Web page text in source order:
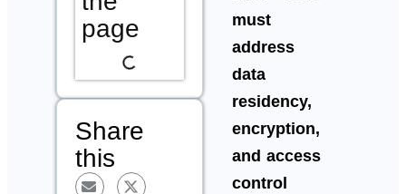
page
Share
this
must
address
data
residency,
encryption,
and access
control